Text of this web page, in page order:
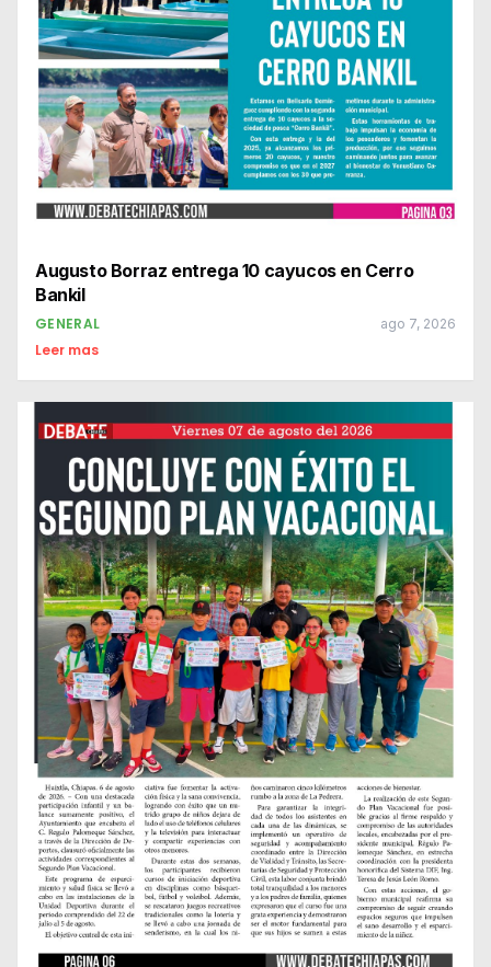
Augusto Borraz entrega 10 cayucos en Cerro
Bankil
GENERAL ago 7, 2026
Leer mas